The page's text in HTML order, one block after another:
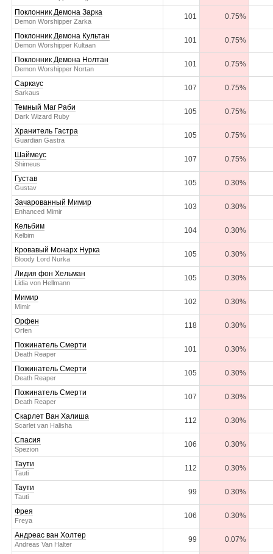
Поклонник Демона Зарка
Demon Worshipper Zarka
101 0.75%
Поклонник Демона Культан
Demon Worshipper Kultaan
101 0.75%
Поклонник Демона Нолтан
Demon Worshipper Nortan
101 0.75%
Саркаус
Sarkaus
107 0.75%
Темный Маг Раби
Dark Wizard Ruby
105 0.75%
Хранитель Гастра
Guardian Gastra
105 0.75%
Шаймеус
Shimeus
107 0.75%
Густав
Gustav
105 0.30%
Зачарованный Мимир
Enhanced Mimir
103 0.30%
Кельбим
Kelbim
104 0.30%
Кровавый Монарх Нурка
Bloody Lord Nurka
105 0.30%
Лидия фон Хельман
Lidia von Hellmann
105 0.30%
Мимир
Mimir
102 0.30%
Орфен
Orfen
118 0.30%
Пожинатель Смерти
Death Reaper
101 0.30%
Пожинатель Смерти
Death Reaper
105 0.30%
Пожинатель Смерти
Death Reaper
107 0.30%
Скарлет Ван Халиша
Scarlet van Halisha
112 0.30%
Спасия
Spezion
106 0.30%
Таути
Tauti
112 0.30%
Таути
Tauti
99 0.30%
Фрея
Freya
106 0.30%
Андреас ван Холтер
Andreas Van Halter
99 0.07%